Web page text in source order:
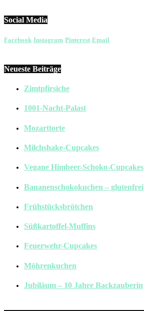
Social Media
Facebook Instagram Pinterest Email
Neueste Beiträge
Zimtpfirsiche
1001-Nacht-Palast
Mozarttorte
Milchshake-Cupcakes
Vegane Himbeer-Schoko-Cupcakes
Bananenschokokuchen – glutenfrei
Frühstücksbrötchen
Süßkartoffel-Muffins
Feuerwehr-Cupcakes
Möhrenkuchen
Jubiläum – 10 Jahre Backzauberin